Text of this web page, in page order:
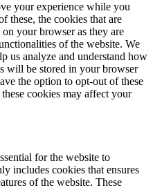
your experience while you
these, the cookies that are
on your browser as they are
of the website. We
us analyze and understand how
will be stored in your browser
the option to opt-out of these
cookies may affect your
for the website to
includes cookies that ensures
of the website. These